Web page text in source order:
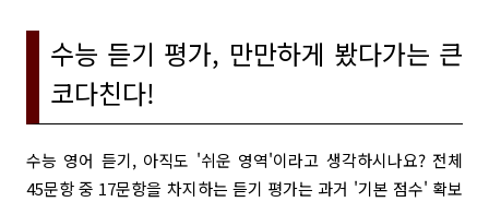
수능 듣기 평가, 만만하게 봤다가는 큰
코다친다!
수능 영어 듣기, 아직도 '쉬운 영역'이라고 생각하시나요? 전체
45문항 중 17문항을 차지하는 듣기 평가는 과거 '기본 점수' 확보